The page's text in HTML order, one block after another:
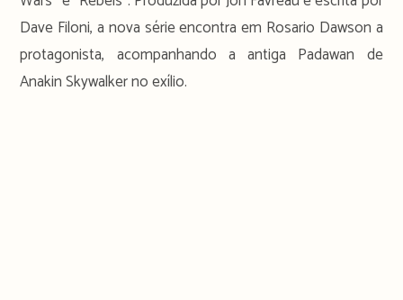
Dave Filoni, a nova série encontra em Rosario Dawson a
protagonista, acompanhando a antiga Padawan de
Anakin Skywalker no exílio.